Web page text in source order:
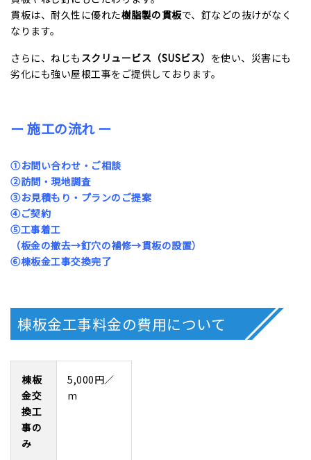
貫板は、耐久性に優れた樹脂製の貫板で、釘などの抜けがなく
なります。
さらに、ねじも スクリュービス（SUSビス） を使い、災害にも
劣化にも強い屋根工事をご提供しております。
ー 施工の流れ ー
①お問い合わせ・ご相談
②訪問・現地調査
③お見積もり・プランのご提案
④ご契約
⑤工事着工
（板金の撤去→釘穴の補修→貫板の設置）
⑥棟板金工事交換完了
棟板金工事料金の費用について
棟板
金交
換工
事の
み
5,000円／
m